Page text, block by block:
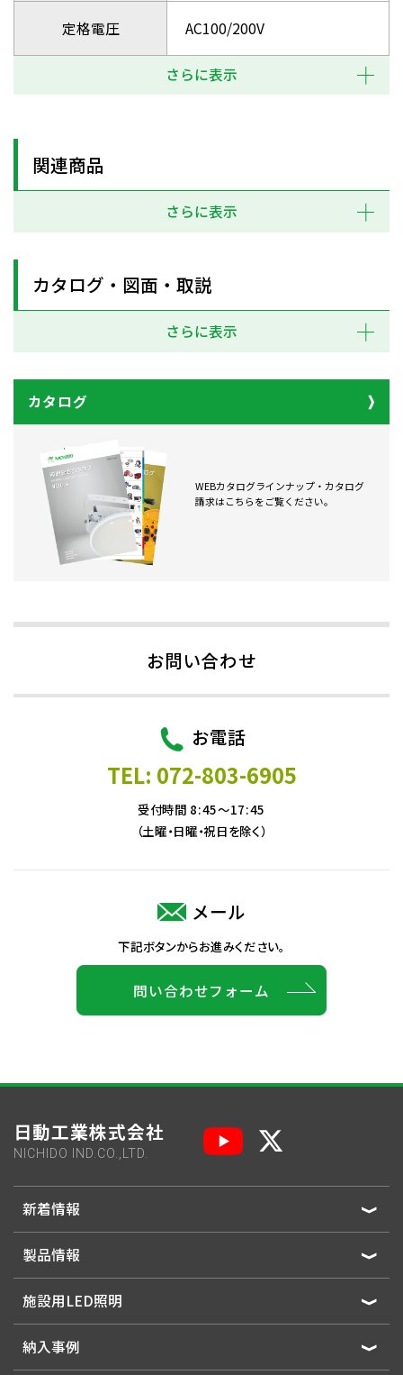
定格電圧 AC100/200V
さらに表示
関連商品
さらに表示
カタログ・図面・取説
さらに表示
カタログ
WEBカタログラインナップ・カタログ
請求はこちらをご覧ください。
お問い合わせ
お電話
TEL: 072-803-6905
受付時間 8:45～17:45
（土曜・日曜・祝日を除く）
メール
下記ボタンからお進みください。
問い合わせフォーム
日動工業株式会社
NICHIDO IND.CO.,LTD.
新着情報
製品情報
施設用LED照明
納入事例